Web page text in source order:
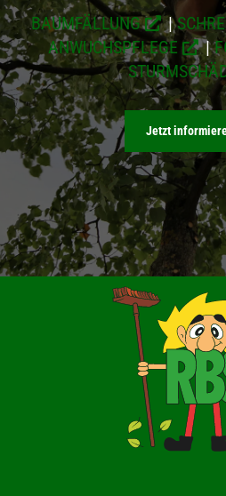
BAUMFÄLLUNG |
ANWUCHSPFLEGE
|
Jetzt